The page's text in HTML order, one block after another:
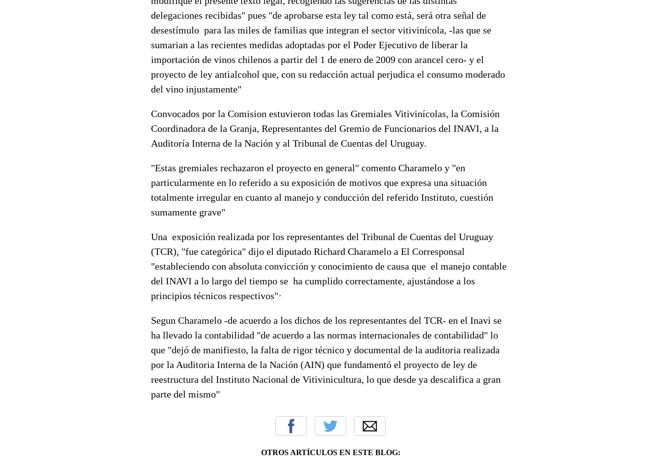
delegaciones recibidas" pues "de aprobarse esta ley tal como está, será otra señal de
desestímulo para las miles de familias que integran el sector vitivinícola, -las que se
sumarian a las recientes medidas adoptadas por el Poder Ejecutivo de liberar la
importación de vinos chilenos a partir del 1 de enero de 2009 con arancel cero- y el
proyecto de ley antialcohol que, con su redacción actual perjudica el consumo moderado
del vino injustamente"
Convocados por la Comision estuvieron todas las Gremiales Vitivinícolas, la Comisión
Coordinadora de la Granja, Representantes del Gremio de Funcionarios del INAVI, a la
Auditoría Interna de la Nación y al Tribunal de Cuentas del Uruguay.
"Estas gremiales rechazaron el proyecto en general" comento Charamelo y "en
particularmente en lo referido a su exposición de motivos que expresa una situación
totalmente irregular en cuanto al manejo y conducción del referido Instituto, cuestión
sumamente grave"
Una exposición realizada por los representantes del Tribunal de Cuentas del Uruguay
(TCR), "fue categórica" dijo el diputado Richard Charamelo a El Corresponsal
"estableciendo con absoluta convicción y conocimiento de causa que el manejo contable
del INAVI a lo largo del tiempo se ha cumplido correctamente, ajustándose a los
principios técnicos respectivos"·
Segun Charamelo -de acuerdo a los dichos de los representantes del TCR- en el Inavi se
ha llevado la contabilidad "de acuerdo a las normas internacionales de contabilidad" lo
que "dejó de manifiesto, la falta de rigor técnico y documental de la auditoria realizada
por la Auditoria Interna de la Nación (AIN) que fundamentó el proyecto de ley de
reestructura del Instituto Nacional de Vitivinicultura, lo que desde ya descalifica a gran
parte del mismo"
OTROS ARTÍCULOS EN ESTE BLOG: